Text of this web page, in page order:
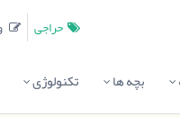
حراجی
بچه ها تکنولوژی